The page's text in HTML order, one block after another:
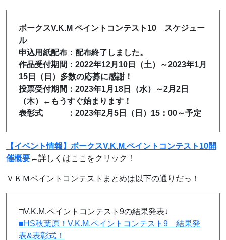
ボークスV.K.M ペイントコンテスト10 スケジュー
ル
申込用紙配布：配布終了しました。
作品受付期間： 2022年12月10日（土）～2023年1月
15日（日）多数の応募に感謝！
投票受付期間： 2023年1月18日（水）～2月2日
（木）←もうすぐ始まります！
表彰式 ：2023年2月5日（日）15：00～予定
【イベント情報】ボークスV.K.M.ペイントコンテスト10開
催概要←詳しくはここをクリック！
ＶＫＭペイントコンテストまとめは以下の通りだっ！
□V.K.M.ペイントコンテスト9の結果発表↓
■HS秋葉原！V.K.M.ペイントコンテスト9 結果発
表&表彰式！